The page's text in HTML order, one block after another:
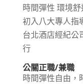
時間彈性 環境
初入八大專人指
台北酒店經紀公
行
公關正職/兼職
時間彈性自由